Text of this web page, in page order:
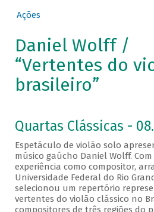
Ações
Daniel Wolff /
“Vertentes do
brasileiro”
Quartas Clássicas -
Espetáculo de violão solo
músico gaúcho Daniel Wolff.
experiência como compositor,
Universidade Federal do Rio
selecionou um repertório
vertentes do violão clássico no